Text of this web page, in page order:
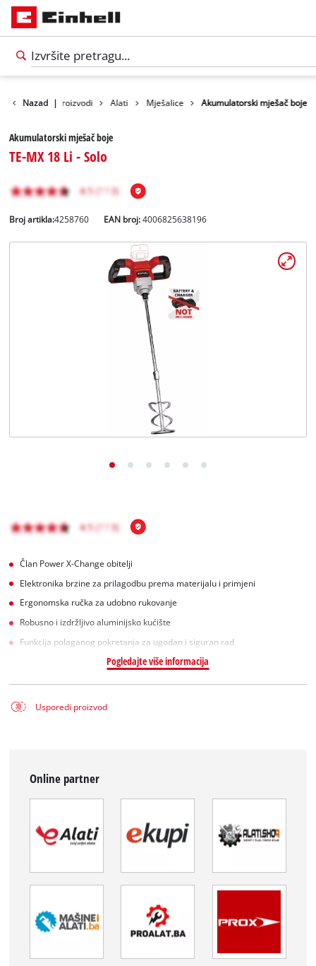
Nazad | Proizvodi Alati Mješalice Akumulatorski mješač boje
Akumulatorski mješač boje
TE-MX 18 Li - Solo
Broj artikla:4258760 EAN broj:4006825638196
Član Power X-Change obitelji
Elektronika brzine za prilagodbu prema materijalu i primjeni
Ergonomska ručka za udobno rukovanje
Robusno i izdržljivo aluminijsko kućište
Funkcija polaganog pokretanja za ugodan i siguran rad
Pogledajte više informacija
Usporedi proizvod
Online partner